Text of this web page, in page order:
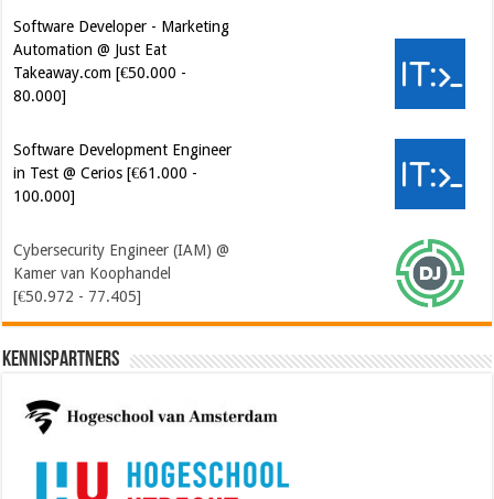
Software Developer - Marketing
Automation @ Just Eat
Takeaway.com [€50.000 -
80.000]
Software Development Engineer
in Test @ Cerios [€61.000 -
100.000]
Cybersecurity Engineer (IAM) @
Kamer van Koophandel
[€50.972 - 77.405]
Kennispartners